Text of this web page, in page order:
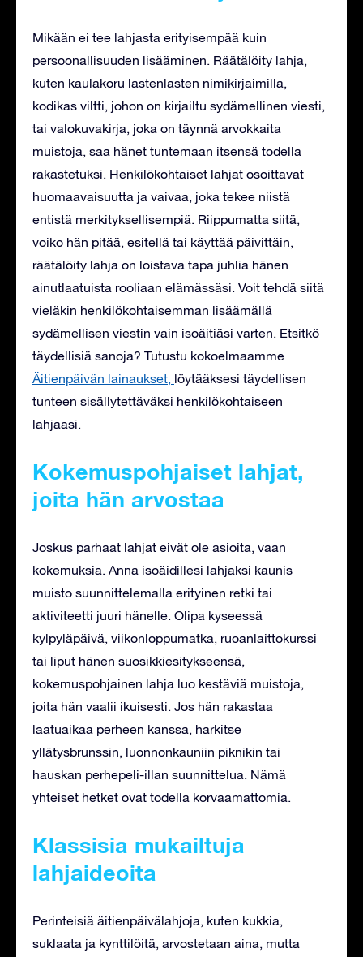
Mikään ei tee lahjasta erityisempää kuin
persoonallisuuden lisääminen. Räätälöity lahja,
kuten kaulakoru lastenlasten nimikirjaimilla,
kodikas viltti, johon on kirjailtu sydämellinen viesti,
tai valokuvakirja, joka on täynnä arvokkaita
muistoja, saa hänet tuntemaan itsensä todella
rakastetuksi. Henkilökohtaiset lahjat osoittavat
huomaavaisuutta ja vaivaa, joka tekee niistä
entistä merkityksellisempiä. Riippumatta siitä,
voiko hän pitää, esitellä tai käyttää päivittäin,
räätälöity lahja on loistava tapa juhlia hänen
ainutlaatuista rooliaan elämässäsi. Voit tehdä siitä
vieläkin henkilökohtaisemman lisäämällä
sydämellisen viestin vain isoäitiäsi varten. Etsitkö
täydellisiä sanoja? Tutustu kokoelmaamme
Äitienpäivän lainaukset, löytääksesi täydellisen
tunteen sisällytettäväksi henkilökohtaiseen
lahjaasi.
Kokemuspohjaiset lahjat,
joita hän arvostaa
Joskus parhaat lahjat eivät ole asioita, vaan
kokemuksia. Anna isoäidillesi lahjaksi kaunis
muisto suunnittelemalla erityinen retki tai
aktiviteetti juuri hänelle. Olipa kyseessä
kylpyläpäivä, viikonloppumatka, ruoanlaittokurssi
tai liput hänen suosikkiesitykseensä,
kokemuspohjainen lahja luo kestäviä muistoja,
joita hän vaalii ikuisesti. Jos hän rakastaa
laatuaikaa perheen kanssa, harkitse
yllätysbrunssin, luonnonkauniin piknikin tai
hauskan perhepeli-illan suunnittelua. Nämä
yhteiset hetket ovat todella korvaamattomia.
Klassisia mukailtuja
lahjaideoita
Perinteisiä äitienpäivälahjoja, kuten kukkia,
suklaata ja kynttilöitä, arvostetaan aina, mutta